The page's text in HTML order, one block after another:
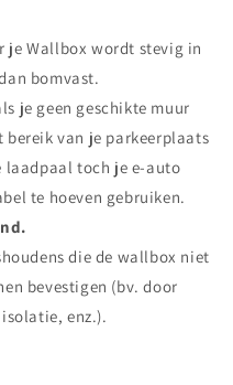
je Wallbox wordt stevig in
bomvast.
je geen geschikte muur
van je parkeerplaats
laadpaal toch je e-auto
te hoeven gebruiken.
die de wallbox niet
bevestigen (bv. door
enz.).